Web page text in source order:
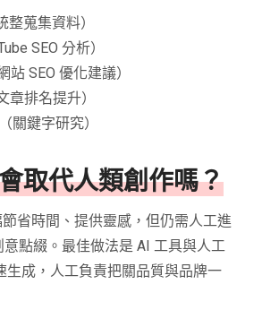
整蒐集資料）
SEO 分析）
站 SEO 優化建議）
章排名提升）
關鍵字研究）
取代人類創作嗎？
省時間、提供靈感，但仍需人工進
點綴。最佳做法是 AI 工具與人工
生成，人工負責把關品質與品牌一